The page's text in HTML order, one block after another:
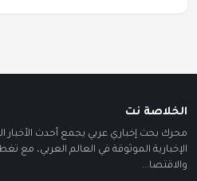
الخلاصة نت
محرك بحث إخباري عربي يجمع أحدث الأخبار
الإخبارية الموثوقة في العالم العربي، مع
والاقتصا...